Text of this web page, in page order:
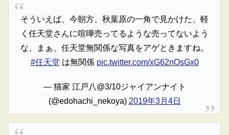
そういえば、今朝方、秋葉原の一角で見かけた、軽
く任天堂さんに喧嘩売ってるような売ってないよう
な、まぁ、任天堂無関係な写真をアゲときますね。
#任天堂 は無関係 pic.twitter.com/xG62nOsGx0
— 猫家 江戸八@3/10ジャイアンナイト
(@edohachi_nekoya) 2019年3月4日